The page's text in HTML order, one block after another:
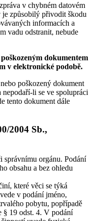
v chybném datovém
způsobilý přivodit škodu
informacích a
vadu odstranit, nebude
dokumentem
v elektronické podobě.
poškozený dokument
li se ve spolupráci
tento dokument dále
2004 Sb.,
správnímu orgánu. Podání
obsahu a bez ohledu
které věci se týká
v podání jméno,
pobytu, popřípadě
§ 19 odst. 4. V podání